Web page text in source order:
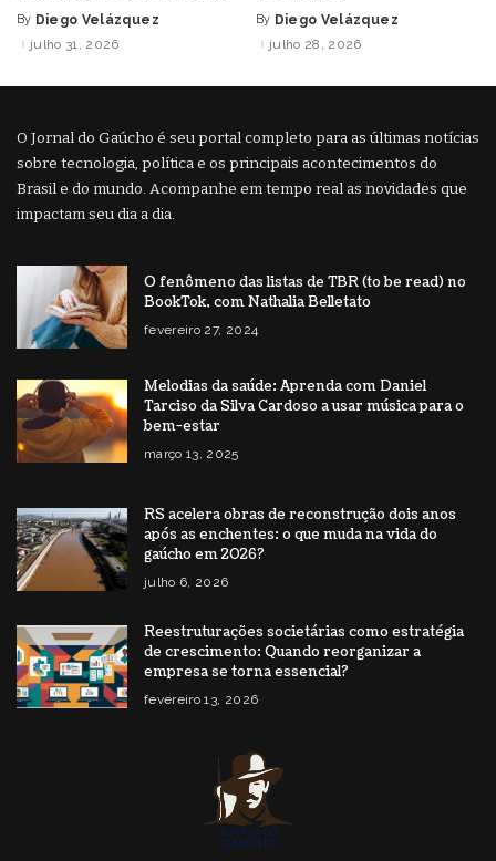
Posted
by
By Diego Velázquez
julho 31, 2026
Posted
by
By Diego Velázquez
julho 28, 2026
O Jornal do Gaúcho é seu portal completo para as últimas notícias
sobre tecnologia, política e os principais acontecimentos do
Brasil e do mundo. Acompanhe em tempo real as novidades que
impactam seu dia a dia.
O fenômeno das listas de TBR (to be read) no
BookTok, com Nathalia Belletato
fevereiro 27, 2024
Melodias da saúde: Aprenda com Daniel
Tarciso da Silva Cardoso a usar música para o
bem-estar
março 13, 2025
RS acelera obras de reconstrução dois anos
após as enchentes: o que muda na vida do
gaúcho em 2026?
julho 6, 2026
Reestruturações societárias como estratégia
de crescimento: Quando reorganizar a
empresa se torna essencial?
fevereiro 13, 2026